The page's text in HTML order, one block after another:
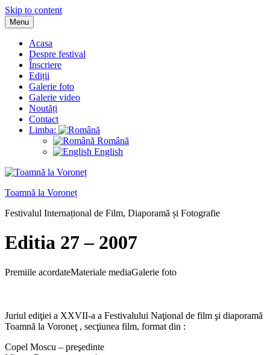
Skip to content
Menu
Acasa
Despre festival
Înscriere
Ediții
Galerie foto
Galerie video
Noutăți
Contact
Limba:
Română
English
Toamnă la Voroneț
Festivalul Internațional de Film, Diaporamă și Fotografie
Editia 27 – 2007
Premiile acordateMateriale mediaGalerie foto
Juriul ediţiei a XXVII-a a Festivalului Naţional de film şi diaporamă
Toamnă la Voroneţ , secţiunea film, format din :
Copel Moscu – preşedinte